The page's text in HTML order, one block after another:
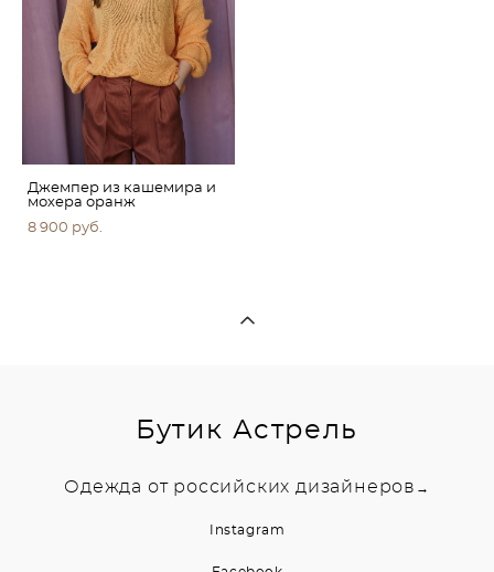
Джемпер из кашемира и
мохера оранж
8 900 pуб.
Бутик Астрель
Одежда от российских дизайнеров →
Instagram